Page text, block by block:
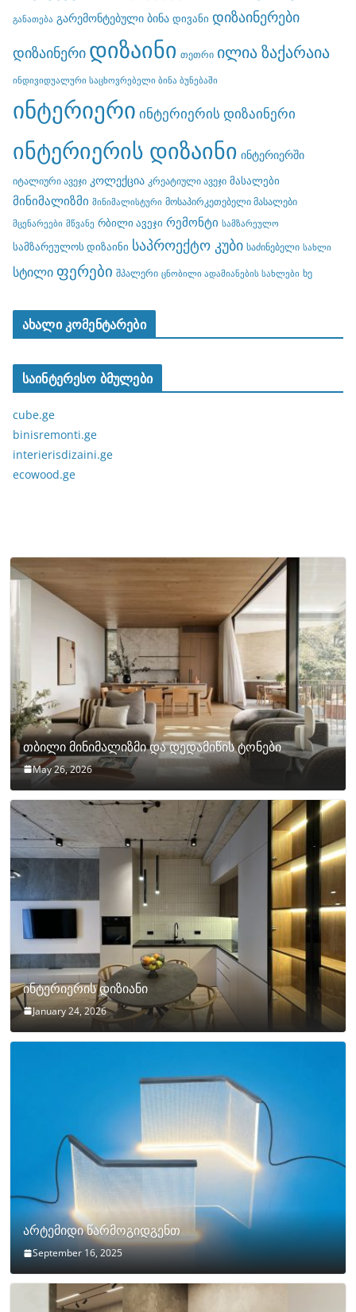
განათება გარემონტებული ბინა დივანი დიზაინერები
დიზაინერი დიზაინი თეთრი ილია ზაქარაია
ინდივიდუალური საცხოვრებელი ბინა ბუნებაში
ინტერიერი ინტერიერის დიზაინერი
ინტერიერის დიზაინი ინტერიერში
იტალიური ავეჯი კოლექცია კრეატიული ავეჯი მასალები
მინიმალიზმი მინიმალისტური მოსაპირკეთებელი მასალები
მცენარეები მწვანე რბილი ავეჯი რემონტი სამზარეულო
სამზარეულოს დიზაინი საპროექტო კუბი საძინებელი სახლი
სტილი ფერები შპალერი ცნობილი ადამიანების სახლები ხე
ახალი კომენტარები
საინტერესო ბმულები
cube.ge
binisremonti.ge
interierisdizaini.ge
ecowood.ge
თბილი მინიმალიზმი და დედამიწის ტონები
May 26, 2026
ინტერიერის დიზიანი
January 24, 2026
არტემიდი წარმოგიდგენთ
September 16, 2025